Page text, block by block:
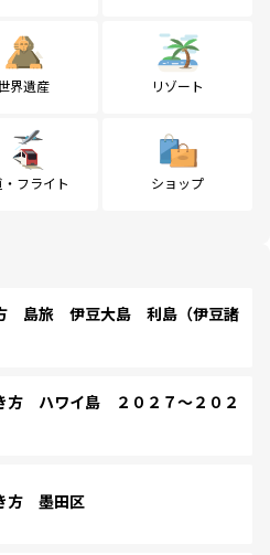
界遺産 リゾート
フライト ショップ
島旅 伊豆大島 利島（伊豆諸
方 ハワイ島 ２０２７～２０２
方 墨田区